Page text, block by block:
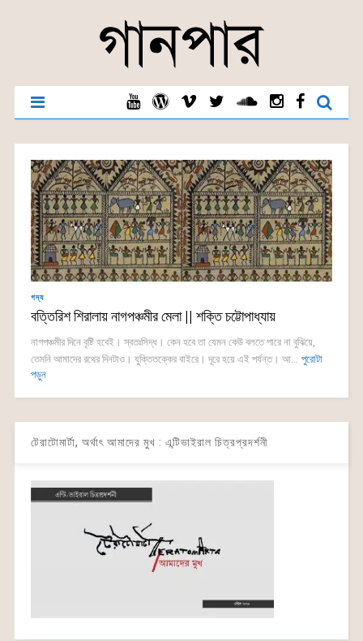
গদ্য
বত্তিরিশ শিরালায় নাগপঞ্চমীর মেলা || শক্তি চট্টোপাধ্যায়
নাগপঞ্চমীর দিনে বৃষ্টি হবেই। স্বতঃসিদ্ধ। কেন হবে তা যেমন কেউ বলতে পারে না বুঝিয়ে,
তেমনি আমাদের রথের দিনটাও। যুক্তিতক্কের বাইরে। দূরে হয়ে এই পর্যন্ত। আ... পুরোটা
পড়ুন
টেরাটোমার্টা, অর্থাৎ আমাদের মুখ : এন্টিভাইরাল চিত্রপ্রদর্শনী